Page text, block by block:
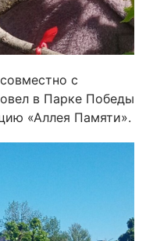
с
в Парке Победы
«Аллея Памяти».